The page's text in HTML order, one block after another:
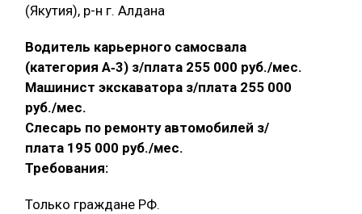
(Якутия), р-н г. Алдана
Водитель карьерного самосвала
(категория А‑3) з/плата 255 000 руб./мес.
Машинист экскаватора з/плата 255 000
руб./мес.
Слесарь по ремонту автомобилей з/
плата 195 000 руб./мес.
Требования:
Только граждане РФ.